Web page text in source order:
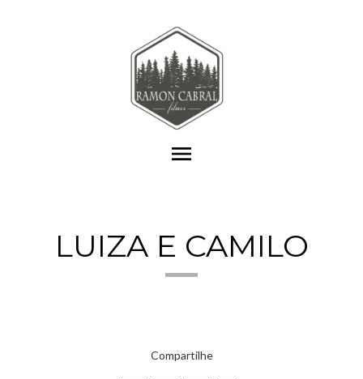
menu
LUIZA E CAMILO
Compartilhe